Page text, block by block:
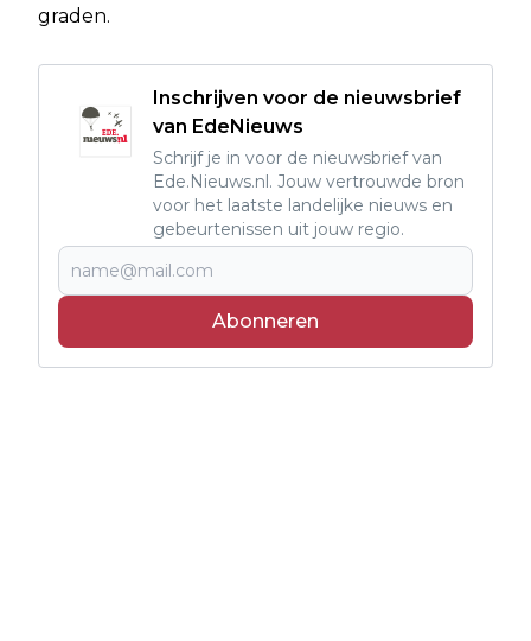
graden.
Inschrijven voor de nieuwsbrief
van EdeNieuws
Schrijf je in voor de nieuwsbrief van
Ede.Nieuws.nl. Jouw vertrouwde bron
voor het laatste landelijke nieuws en
gebeurtenissen uit jouw regio.
Abonneren